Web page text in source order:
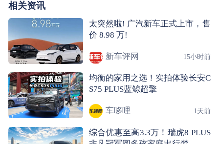
相关资讯
太突然啦! 广汽新车正式上市，售
价 8.98 万!
新车评网 15小时前
均衡的家用之选！实拍体验长安C
S75 PLUS蓝鲸超擎
车哆哩 1天前
综合优惠至高3.3万！瑞虎8 PLUS